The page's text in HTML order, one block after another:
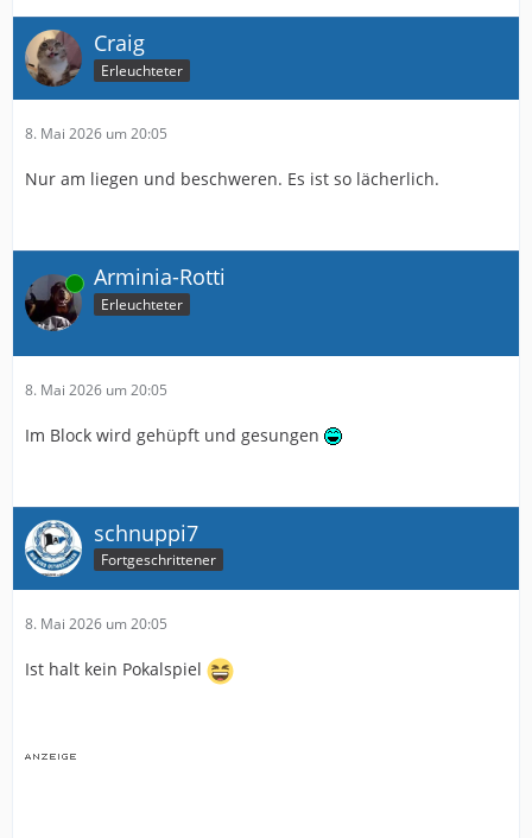
Craig
Erleuchteter
8. Mai 2026 um 20:05
Nur am liegen und beschweren. Es ist so lächerlich.
Online Arminia-Rotti
Erleuchteter
8. Mai 2026 um 20:05
Im Block wird gehüpft und gesungen
schnuppi7
Fortgeschrittener
8. Mai 2026 um 20:05
Ist halt kein Pokalspiel